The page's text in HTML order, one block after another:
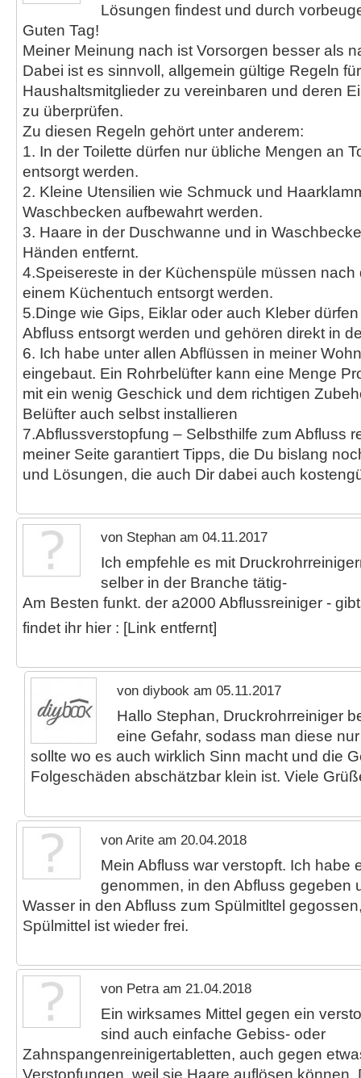
Lösungen findest und durch
Guten Tag!
Meiner Meinung nach ist Vorsorgen besser als
Dabei ist es sinnvoll, allgemein gültige Regeln
Haushaltsmitglieder zu vereinbaren und deren
zu überprüfen.
Zu diesen Regeln gehört unter anderem:
1. In der Toilette dürfen nur übliche Mengen an
entsorgt werden.
2. Kleine Utensilien wie Schmuck und
Waschbecken aufbewahrt werden.
3. Haare in der Duschwanne und in
Händen entfernt.
4.Speisereste in der Küchenspüle müssen nach
einem Küchentuch entsorgt werden.
5.Dinge wie Gips, Eiklar oder auch Kleber
Abfluss entsorgt werden und gehören direkt in
6. Ich habe unter allen Abflüssen in meiner
eingebaut. Ein Rohrbelüfter kann eine Menge
mit ein wenig Geschick und dem richtigen
Belüfter auch selbst installieren
7.Abflussverstopfung – Selbsthilfe zum Abfluss
meiner Seite garantiert Tipps, die Du bislang
und Lösungen, die auch Dir dabei auch
von Stephan am 04.11.2017
Ich empfehle es mit
selber in der Branche tätig-
Am Besten funkt. der a2000 Abflussreiniger -
findet ihr hier : [Link entfernt]
von diybook am 05.11.2017
Hallo Stephan, Druckrohrreiniger
eine Gefahr, sodass man diese
sollte wo es auch wirklich Sinn macht und die
Folgeschäden abschätzbar klein ist. Viele
von Arite am 20.04.2018
Mein Abfluss war verstopft. Ich habe
genommen, in den Abfluss gegeben
Wasser in den Abfluss zum Spülmitltel
Spülmittel ist wieder frei.
von Petra am 21.04.2018
Ein wirksames Mittel gegen ein
sind auch einfache Gebiss- oder
Zahnspangenreinigertabletten, auch gegen
Verstopfungen, weil sie Haare auflösen können.